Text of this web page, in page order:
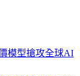
模型搶攻全球AI